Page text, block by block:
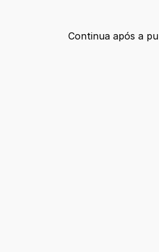
Continua após a